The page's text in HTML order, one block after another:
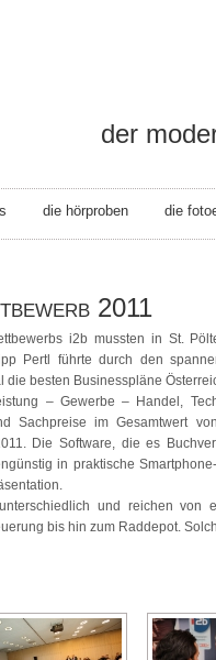
der
die hörproben die
2011
i2b mussten in St.
Pertl führte durch den
die besten Businesspläne
– Gewerbe – Handel,
Sachpreise im Gesamtwert
Die Software, die es
in praktische
und reichen von
bis hin zum Raddepot.